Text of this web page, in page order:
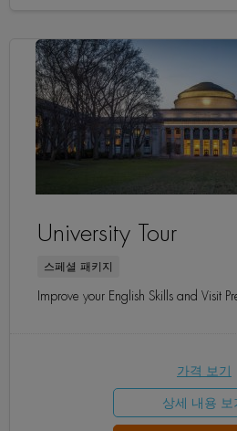
University Tour
스페셜 패키지
Improve your English Skills and Visit
가격 보기
상세 내용 보